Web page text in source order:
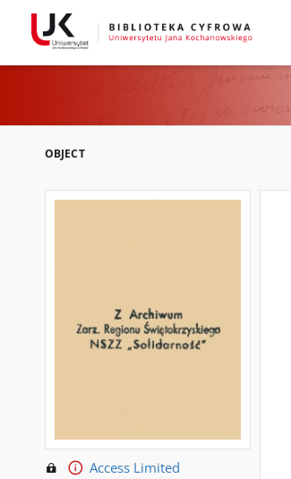
OBJECT
Access Limited